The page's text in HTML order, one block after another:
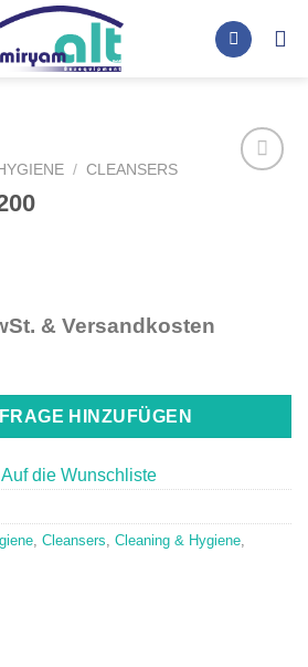
/ CLEANSERS
& Versandkosten
HINZUFÜGEN
Auf die Wunschliste
Cleansers Cleaning & Hygiene